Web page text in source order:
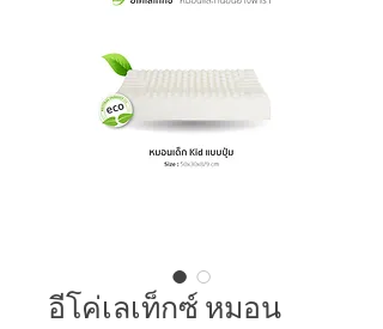
อีโค่เลเท็กซ์ หมอน